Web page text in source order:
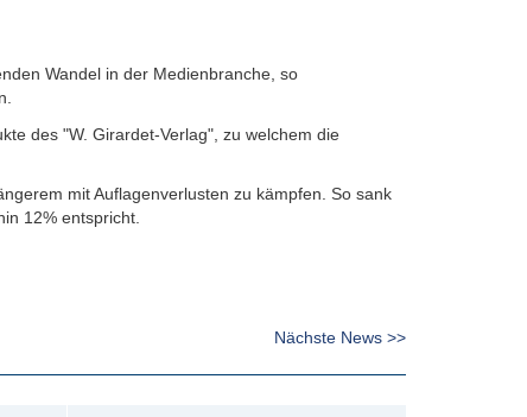
Wandel in der Medienbranche, so
des "W. Girardet-Verlag", zu welchem die
mit Auflagenverlusten zu kämpfen. So sank
12% entspricht.
Nächste News >>